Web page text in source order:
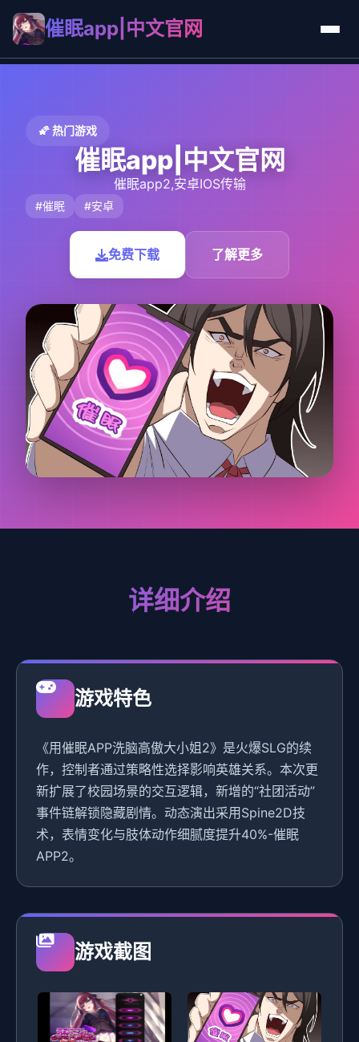
催眠app|中文官网
🌠 热门游戏
催眠app|中文官网
催眠app2,安卓IOS传输
#催眠 #安卓
免费下载 了解更多
详细介绍
游戏特色
《用催眠APP洗脑高傲大小姐2》是火爆SLG的续
作，控制者通过策略性选择影响英雄关系。本次更
新扩展了校园场景的交互逻辑，新增的“社团活动”
事件链解锁隐藏剧情。动态演出采用Spine2D技
术，表情变化与肢体动作细腻度提升40%-催眠
APP2。
游戏截图